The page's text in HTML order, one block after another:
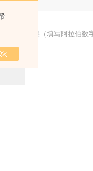
输入计算结果（填写阿拉伯数